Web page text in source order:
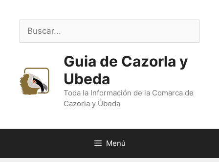
contenido
Buscar:
Guia de Cazorla y
Ubeda
Toda la Información de la Comarca de
Cazorla y Úbeda
Menú